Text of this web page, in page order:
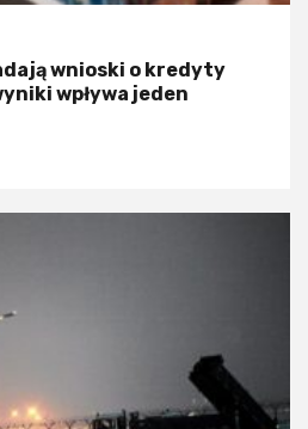
wnioski o kredyty
wpływa jeden